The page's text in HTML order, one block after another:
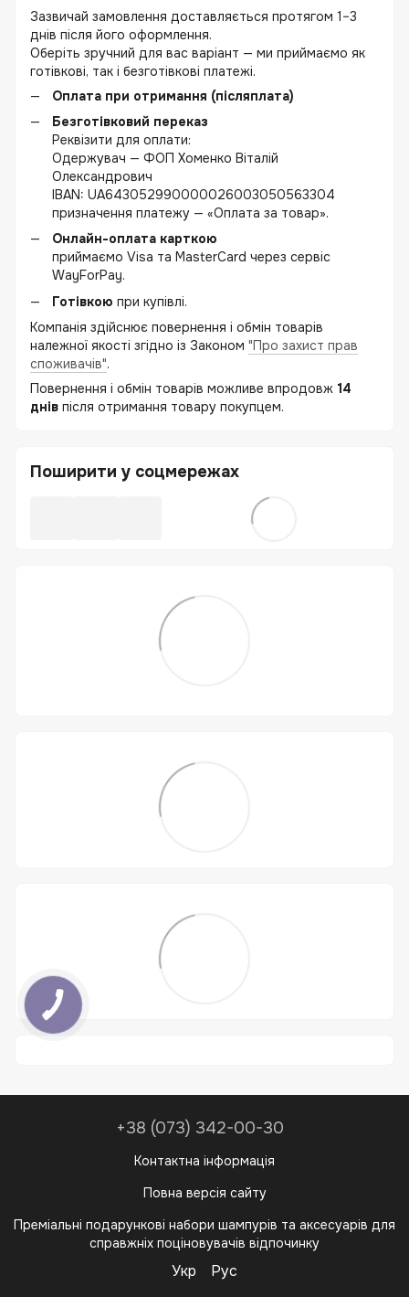
Зазвичай замовлення доставляється протягом 1–3
днів після його оформлення.
Оберіть зручний для вас варіант — ми приймаємо як
готівкові, так і безготівкові платежі.
Оплата при отримання (післяплата)
Безготівковий переказ
Реквізити для оплати:
Одержувач — ФОП Хоменко Віталій
Олександрович
IBAN: UA643052990000026003050563304
призначення платежу — «Оплата за товар».
Онлайн-оплата карткою
приймаємо Visa та MasterCard через сервіс
WayForPay.
Готівкою при купівлі.
Компанія здійснює повернення і обмін товарів
належної якості згідно із Законом "Про захист прав
споживачів".
Повернення і обмін товарів можливе впродовж 14
днів після отримання товару покупцем.
Поширити у соцмережах
+38 (073) 342-00-30
Контактна інформація
Повна версія сайту
Преміальні подарункові набори шампурів та аксесуарів для
справжніх поціновувачів відпочинку
Укр Рус